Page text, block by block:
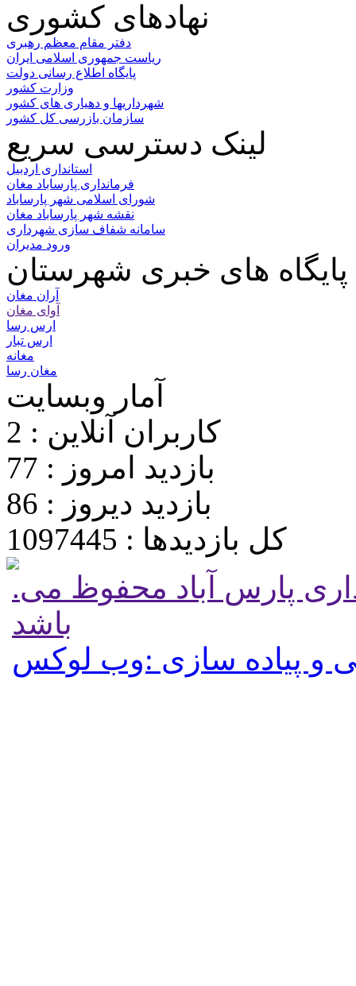
نهادهای کشوری
دفتر مقام معظم رهبری
ریاست جمهوری اسلامی ایران
پایگاه اطلاع رسانی دولت
وزارت کشور
شهرداریها و دهیاری های کشور
سازمان بازرسی کل کشور
لینک دسترسی سریع
استانداری اردبیل
فرمانداری پارساباد مغان
شورای اسلامی شهر پارساباد
نقشه شهر پارساباد مغان
سامانه شفاف سازی شهرداری
ورود مدیران
پایگاه های خبری شهرستان
آران مغان
آوای مغان
ارس رسا
ارس تبار
مغانه
مغان رسا
آمار وبسایت
کاربران آنلاین : 2
بازدید امروز : 77
بازدید دیروز : 86
کل بازدیدها : 1097445
.تمامی حقوق برای پایگاه شهرداری پارس آباد محفوظ می
باشد
و پیاده سازی :وب لوکس